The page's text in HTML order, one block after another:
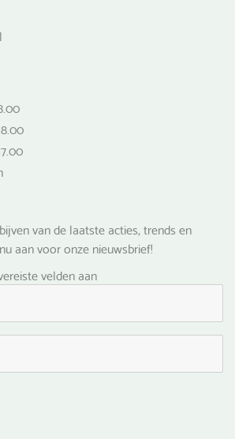
van de laatste acties, trends en
aan voor onze nieuwsbrief!
velden aan